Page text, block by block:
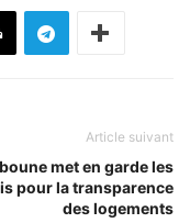
Article suivant
met en garde les
pour la transparence
des logements